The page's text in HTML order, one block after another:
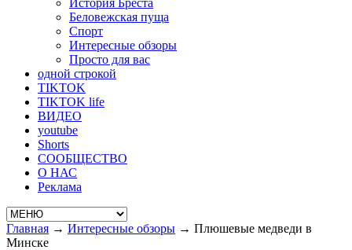
История Бреста
Беловежская пуща
Спорт
Интересные обзоры
Просто для вас
одной строкой
TIKTOK
TIKTOK life
ВИДЕО
youtube
Shorts
СООБЩЕСТВО
О НАС
Реклама
Главная → Интересные обзоры → Плюшевые медведи в
Минске